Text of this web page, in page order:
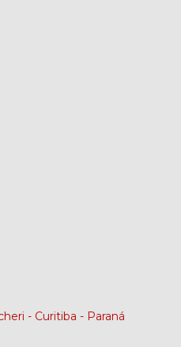
- Curitiba - Paraná